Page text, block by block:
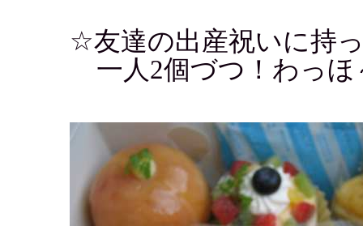
☆友達の出産祝いに持
一人2個づつ！わっほ